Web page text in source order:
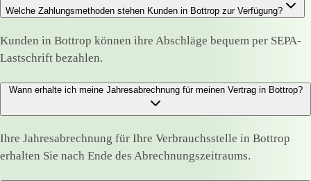
Welche Zahlungsmethoden stehen Kunden in Bottrop zur Verfügung?
Kunden in Bottrop können ihre Abschläge bequem per SEPA-
Lastschrift bezahlen.
Wann erhalte ich meine Jahresabrechnung für meinen Vertrag in Bottrop?
Ihre Jahresabrechnung für Ihre Verbrauchsstelle in Bottrop
erhalten Sie nach Ende des Abrechnungszeitraums.